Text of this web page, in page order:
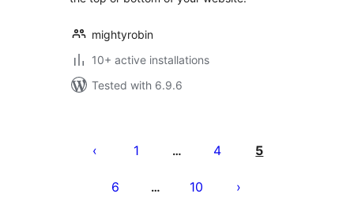
mightyrobin
10+ active installations
Tested with 6.9.6
စာမျက်နှာ
1 … 4 5
6 … 10